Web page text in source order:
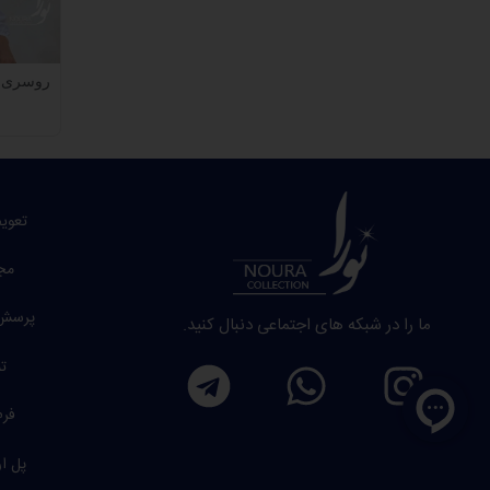
روسری
ما را در شبکه های اجتماعی دنبال کنید.
پل